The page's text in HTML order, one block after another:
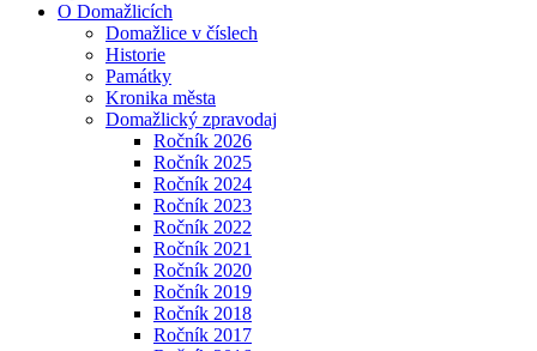
O Domažlicích
Domažlice v číslech
Historie
Památky
Kronika města
Domažlický zpravodaj
Ročník 2026
Ročník 2025
Ročník 2024
Ročník 2023
Ročník 2022
Ročník 2021
Ročník 2020
Ročník 2019
Ročník 2018
Ročník 2017